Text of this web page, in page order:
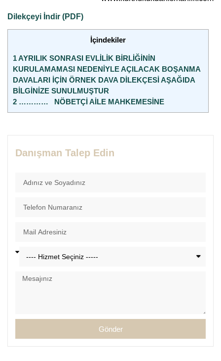
Dilekçeyi İndir (PDF)
İçindekiler
1AYRILIK SONRASI EVLİLİK BİRLİĞİNİN
KURULAMAMASI NEDENİYLE AÇILACAK BOŞANMA
DAVALARI İÇİN ÖRNEK DAVA DİLEKÇESİ AŞAĞIDA
BİLGİNİZE SUNULMUŞTUR
2 ………… NÖBETÇİ AİLE MAHKEMESİNE
Danışman Talep Edin
Gönder